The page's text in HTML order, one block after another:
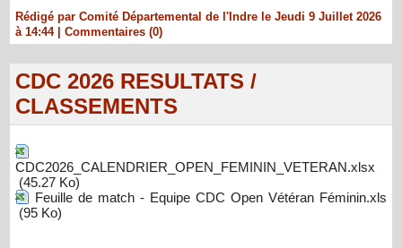
Rédigé par Comité Départemental de l'Indre le Jeudi 9 Juillet 2026
à 14:44
Commentaires (0)
CDC 2026 RESULTATS /
CLASSEMENTS
CDC2026_CALENDRIER_OPEN_FEMININ_VETERAN.xlsx
(45.27 Ko)
Feuille de match - Equipe CDC Open Vétéran Féminin.xls
(95 Ko)